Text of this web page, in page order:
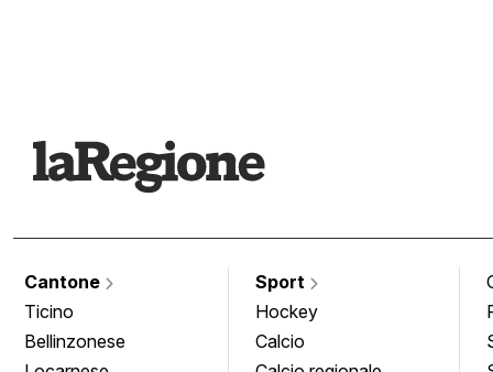
Cantone
Ticino
Bellinzonese
Sport
Hockey
Calcio